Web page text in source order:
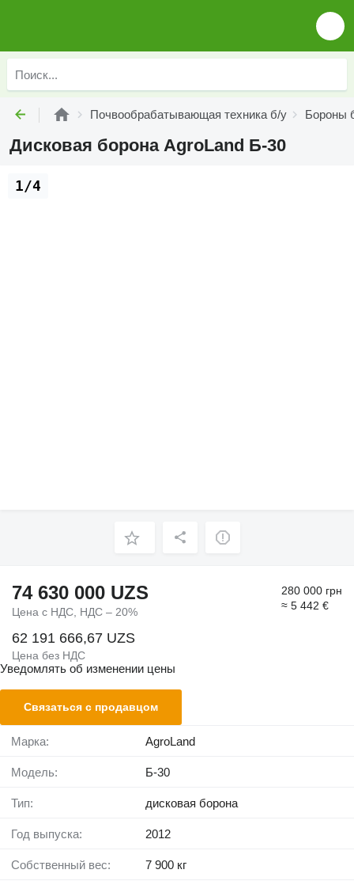
Почвообрабатывающая техника б/у Бороны
Дисковая борона AgroLand Б-30
1/4
74 630 000 UZS
Цена с НДС, НДС – 20%
280 000 грн
≈ 5 442 €
62 191 666,67 UZS
Цена без НДС
Уведомлять об изменении цены
Связаться с продавцом
Марка: AgroLand
Модель: Б-30
Тип: дисковая борона
Год выпуска: 2012
Собственный вес: 7 900 кг